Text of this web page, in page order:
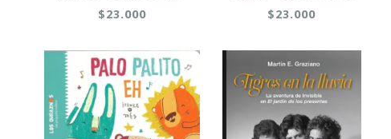
$23.000 $23.000